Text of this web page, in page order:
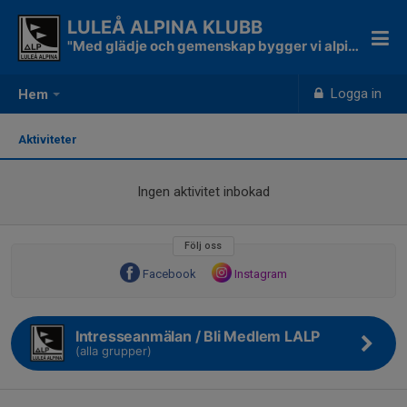
Hem Logga in
LULEÅ ALPINA KLUBB
"Med glädje och gemenskap bygger vi alpina skidåkare"
Aktiviteter
Ingen aktivitet inbokad
Följ oss
Facebook Instagram
Intresseanmälan / Bli Medlem LALP
(alla grupper)